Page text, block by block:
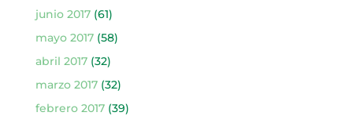
junio 2017(61)
mayo 2017(58)
abril 2017(32)
marzo 2017(32)
febrero 2017(39)